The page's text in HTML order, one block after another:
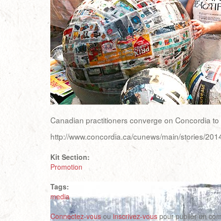
Canadian practitioners converge on Concordia
http://www.concordia.ca/cunews/main/stories/
Kit Section:
Promotion
Tags:
media
Connectez-vousouinscrivez-vous pour publier un